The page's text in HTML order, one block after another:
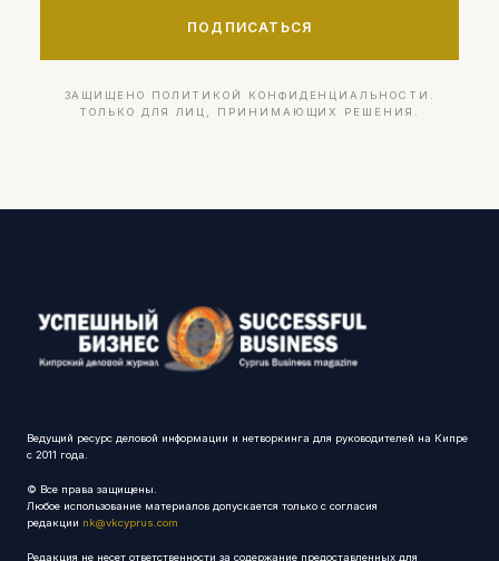
ПОДПИСАТЬСЯ
ЗАЩИЩЕНО ПОЛИТИКОЙ КОНФИДЕНЦИАЛЬНОСТИ.
ТОЛЬКО ДЛЯ ЛИЦ, ПРИНИМАЮЩИХ РЕШЕНИЯ.
Ведущий ресурс деловой информации и нетворкинга для руководителей на Кипре
с 2011 года.
© Все права защищены.
Любое использование материалов допускается только с согласия
редакции nk@vkcyprus.com
Редакция не несет ответственности за содержание предоставленных для